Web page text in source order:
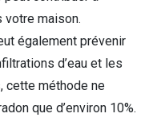
votre maison.
également prévenir
d’eau et les
cette méthode ne
que d’environ 10%.